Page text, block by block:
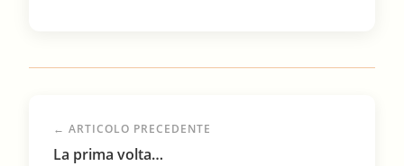
← ARTICOLO PRECEDENTE
La prima volta…